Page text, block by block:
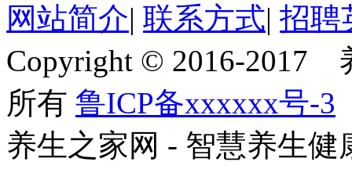
网站简介| 联系方式| 招聘
Copyright © 2016-2017
所有 鲁ICP备xxxxxx号-3
养生之家网 - 智慧养生